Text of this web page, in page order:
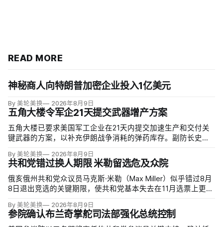
READ MORE
神秘商人向特朗普加密企业投入1亿美元
By 美轮美换 2026年8月9日
五角大楼令军企21天提交武器增产方案
五角大楼已要求美国军工企业在21天内提交加速生产和交付关
键武器的方案，以补充伊朗战争消耗的弹药库存。副防长史蒂
可接受，必须立即扩大产能；
By 美轮美换 2026年8月9日
共和党错过换人期限 米勒留选危及众院
俄亥俄州共和党众议员马克斯·米勒（Max Miller）似乎错过8月
8日退出竞选的关键期限，使共和党基本失去在11月选票上更换
Moreno）指控家暴并予以否认，众院道德委员会同时调查他是
否涉及家庭暴力、虐待或非法用药。
By 美轮美换 2026年8月9日
参院确认布兰奇掌舵司法部强化总统控制